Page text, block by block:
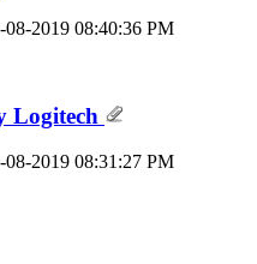
2019 08:40:36 PM
Logitech
2019 08:31:27 PM